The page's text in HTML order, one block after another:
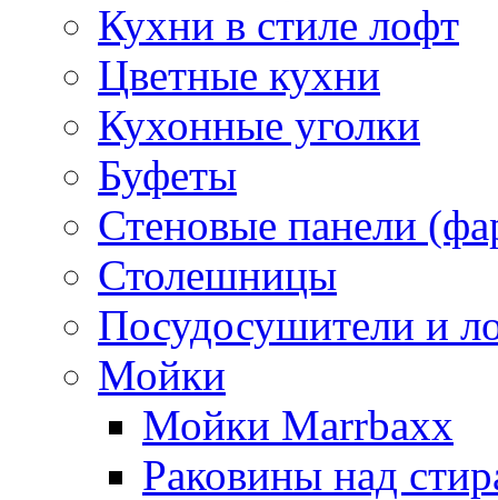
Кухни в стиле лофт
Цветные кухни
Кухонные уголки
Буфеты
Стеновые панели
Столешницы
Посудосушители и
Мойки
Мойки Marrbaxx
Раковины над